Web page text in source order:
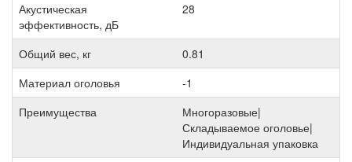
Акустическая
эффективность, дБ
28
Общий вес, кг
0.81
Материал оголовья
-1
Преимущества
Многоразовые|
Складываемое оголовье|
Индивидуальная упаковка